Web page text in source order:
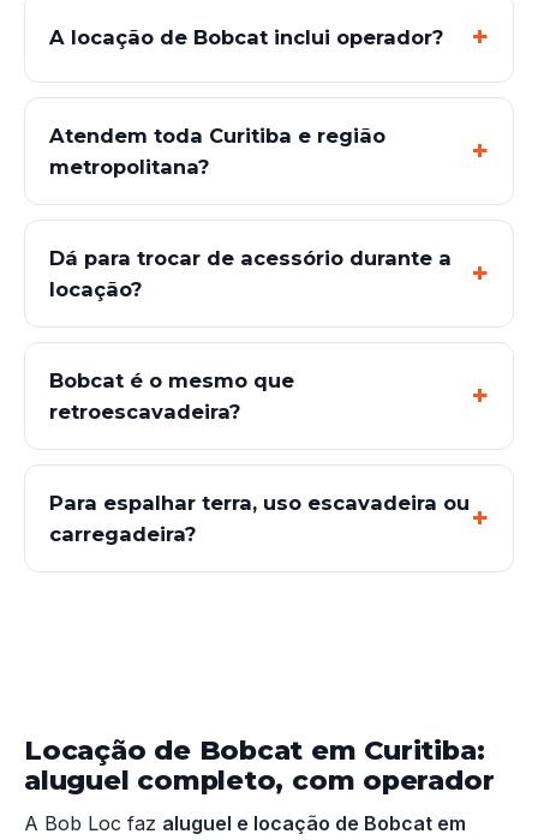
A locação de Bobcat inclui operador?
Atendem toda Curitiba e região
metropolitana?
Dá para trocar de acessório durante a
locação?
Bobcat é o mesmo que
retroescavadeira?
Para espalhar terra, uso escavadeira ou
carregadeira?
Locação de Bobcat em Curitiba:
aluguel completo, com operador
A Bob Loc faz aluguel e locação de Bobcat em